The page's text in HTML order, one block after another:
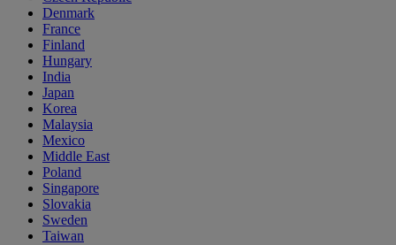
Denmark
France
Finland
Hungary
India
Japan
Korea
Malaysia
Mexico
Middle East
Poland
Singapore
Slovakia
Sweden
Taiwan